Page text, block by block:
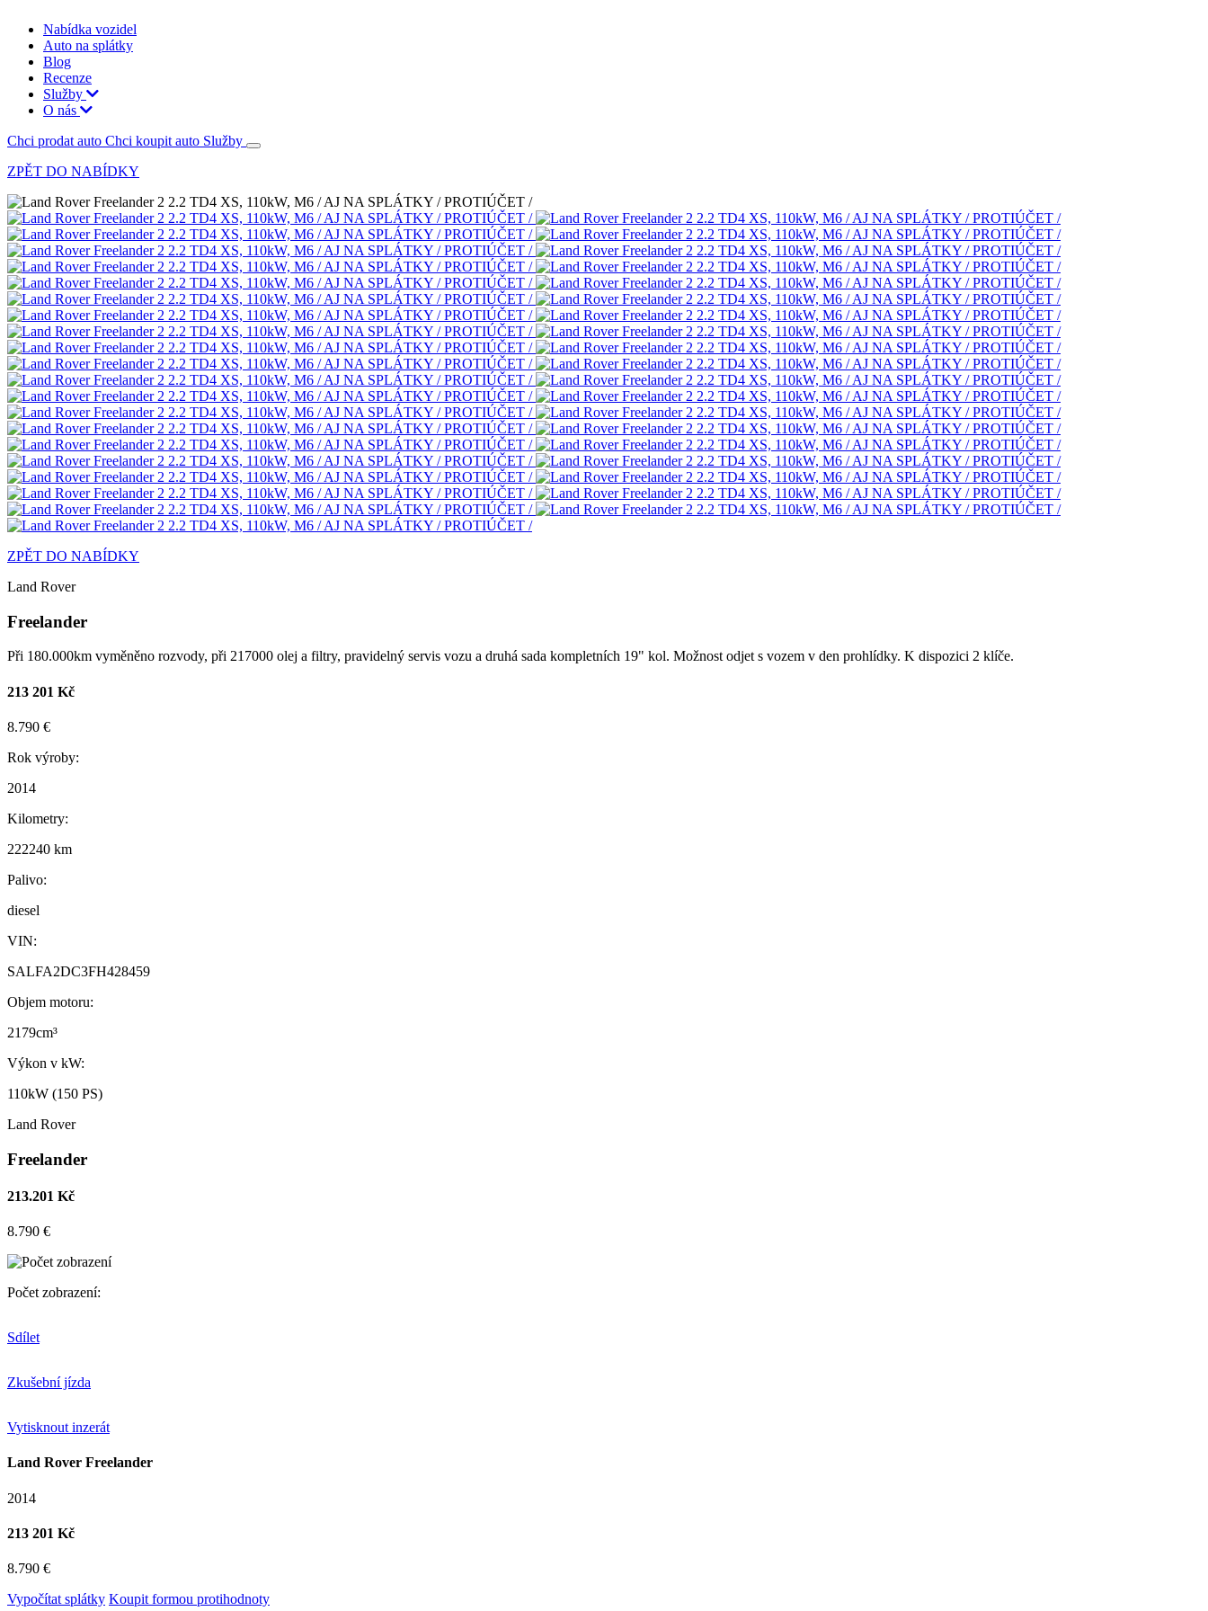
Nabídka vozidel
Auto na splátky
Blog
Recenze
Služby
O nás
Chci prodat auto Chci koupit auto Služby
ZPĚT DO NABÍDKY
ZPĚT DO NABÍDKY
Land Rover
Freelander
Při 180.000km vyměněno rozvody, při 217000 olej a filtry, pravidelný servis vozu a druhá sada kompletních 19" kol. Možnost odjet s vozem v den prohlídky. K dispozici 2 klíče.
213 201 Kč
8.790 €
Rok výroby:
2014
Kilometry:
222240 km
Palivo:
diesel
VIN:
SALFA2DC3FH428459
Objem motoru:
2179cm³
Výkon v kW:
110kW (150 PS)
Land Rover
Freelander
213.201 Kč
8.790 €
Počet zobrazení:
Sdílet
Zkušební jízda
Vytisknout inzerát
Land Rover Freelander
2014
213 201 Kč
8.790 €
Vypočítat splátky Koupit formou protihodnoty